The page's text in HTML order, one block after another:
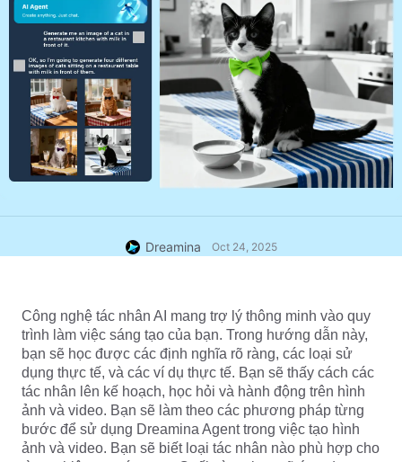
Dreamina Oct 24, 2025
Công nghệ tác nhân AI mang trợ lý thông minh vào quy
trình làm việc sáng tạo của bạn. Trong hướng dẫn này,
bạn sẽ học được các định nghĩa rõ ràng, các loại sử
dụng thực tế, và các ví dụ thực tế. Bạn sẽ thấy cách các
tác nhân lên kế hoạch, học hỏi và hành động trên hình
ảnh và video. Bạn sẽ làm theo các phương pháp từng
bước để sử dụng Dreamina Agent trong việc tạo hình
ảnh và video. Bạn sẽ biết loại tác nhân nào phù hợp cho